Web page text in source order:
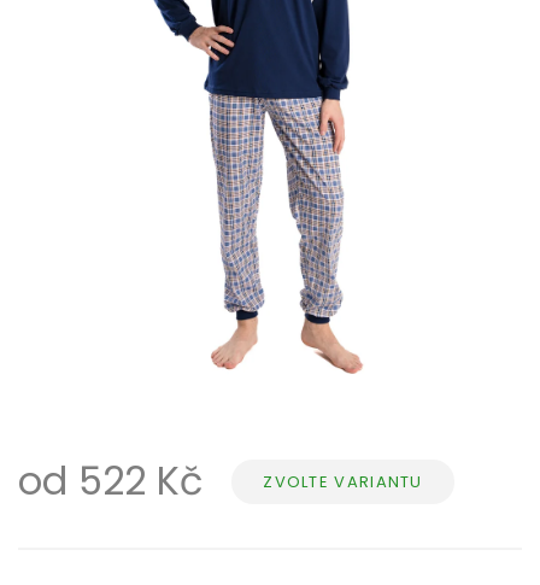
od 522 Kč Měrná
ZVOLTE VARIANTU